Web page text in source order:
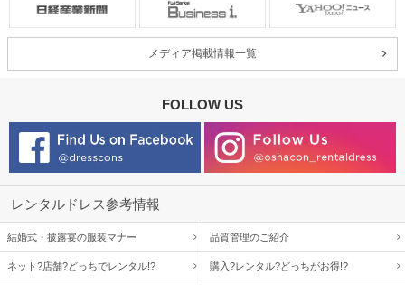
メディア掲載情報一覧
FOLLOW US
レンタルドレス参考情報
結婚式・披露宴の服装マナー 品質管理のご紹介
ネット?店舗?どっちでレンタル!? 購入?レンタル?どっちがお得!?